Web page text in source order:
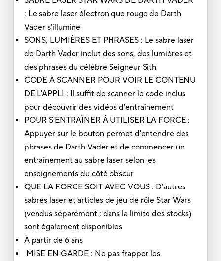
: Le sabre laser électronique rouge de Darth
Vader s'illumine
SONS, LUMIÈRES ET PHRASES : Le sabre laser
de Darth Vader inclut des sons, des lumières et
des phrases du célèbre Seigneur Sith
CODE À SCANNER POUR VOIR LE CONTENU
DE L'APPLI : Il suffit de scanner le code inclus
pour découvrir des vidéos d'entraînement
POUR S'ENTRAÎNER À UTILISER LA FORCE :
Appuyer sur le bouton permet d'entendre des
phrases de Darth Vader et de commencer un
entraînement au sabre laser selon les
enseignements du côté obscur
QUE LA FORCE SOIT AVEC VOUS : D'autres
sabres laser et articles de jeu de rôle Star Wars
(vendus séparément ; dans la limite des stocks)
sont également disponibles
À partir de 6 ans
MISE EN GARDE : Ne pas frapper les